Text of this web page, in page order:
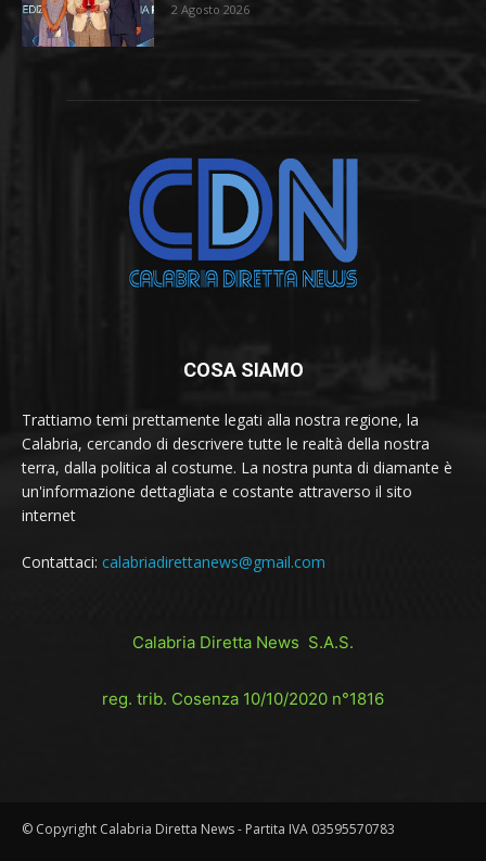
2 Agosto 2026
COSA SIAMO
Trattiamo temi prettamente legati alla nostra regione, la
Calabria, cercando di descrivere tutte le realtà della nostra
terra, dalla politica al costume. La nostra punta di diamante è
un'informazione dettagliata e costante attraverso il sito
internet
Contattaci: calabriadirettanews@gmail.com
Calabria Diretta News S.A.S.
reg. trib. Cosenza 10/10/2020 n°1816
© Copyright Calabria Diretta News - Partita IVA 03595570783